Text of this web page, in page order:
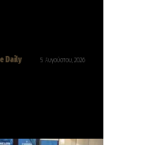
Daily 5 Αυγούστου, 2026